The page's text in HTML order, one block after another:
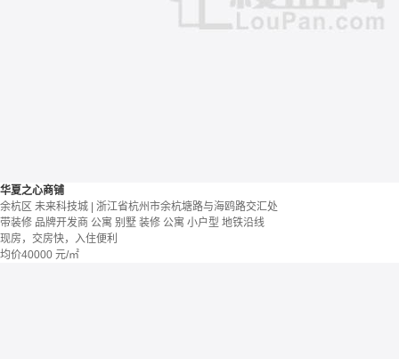
华夏之心商铺
余杭区 未来科技城 | 浙江省杭州市余杭塘路与海鸥路交汇处
带装修 品牌开发商 公寓 别墅 装修 公寓 小户型 地铁沿线
现房，交房快，入住便利
均价40000 元/㎡